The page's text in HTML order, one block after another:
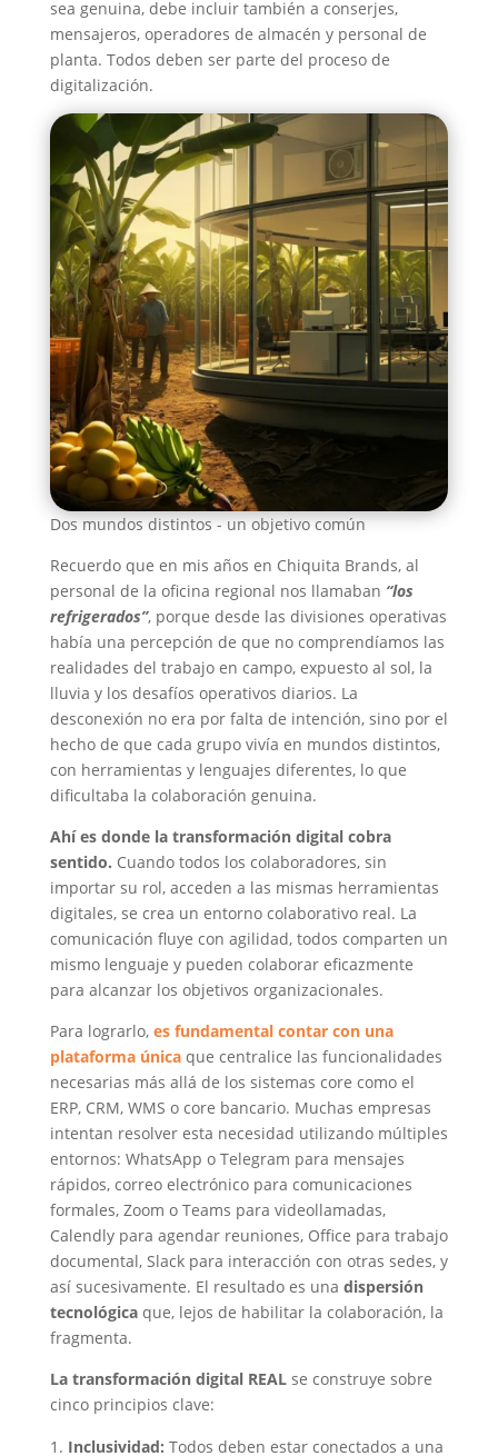
sea genuina, debe incluir también a conserjes,
mensajeros, operadores de almacén y personal de
planta. Todos deben ser parte del proceso de
digitalización.
Dos mundos distintos - un objetivo común
Recuerdo que en mis años en Chiquita Brands, al
personal de la oficina regional nos llamaban “los
refrigerados”, porque desde las divisiones operativas
había una percepción de que no comprendíamos las
realidades del trabajo en campo, expuesto al sol, la
lluvia y los desafíos operativos diarios. La
desconexión no era por falta de intención, sino por el
hecho de que cada grupo vivía en mundos distintos,
con herramientas y lenguajes diferentes, lo que
dificultaba la colaboración genuina.
Ahí es donde la transformación digital cobra
sentido. Cuando todos los colaboradores, sin
importar su rol, acceden a las mismas herramientas
digitales, se crea un entorno colaborativo real. La
comunicación fluye con agilidad, todos comparten un
mismo lenguaje y pueden colaborar eficazmente
para alcanzar los objetivos organizacionales.
Para lograrlo, es fundamental contar con una
plataforma única que centralice las funcionalidades
necesarias más allá de los sistemas core como el
ERP, CRM, WMS o core bancario. Muchas empresas
intentan resolver esta necesidad utilizando múltiples
entornos: WhatsApp o Telegram para mensajes
rápidos, correo electrónico para comunicaciones
formales, Zoom o Teams para videollamadas,
Calendly para agendar reuniones, Office para trabajo
documental, Slack para interacción con otras sedes, y
así sucesivamente. El resultado es una dispersión
tecnológicaque, lejos de habilitar la colaboración, la
fragmenta.
La transformación digital REALse construye sobre
cinco principios clave:
Inclusividad: Todos deben estar conectados a una